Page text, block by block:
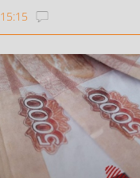
15:15